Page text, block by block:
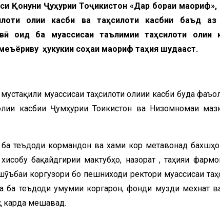
Қонуни Ҷуҳурии Тоҷикистон «Дар бораи
олии касби ва таҳсилоти касбии баъд аз
оид ба муассисаи таълимии таҳсилоти олии
ҳукукии соҳаи маориф таҳия шудааст.
муассисаи таҳсилоти олиии касби буда
касбии Ҷумҳурии Тоҷикистон ва Низомномаи
теъдоди кормандон ва хаҷми кор метавонад
бақайдгирии мактубҳо, назорат , таҳияи
коргузори бо пешниходи ректори муассисаи
ба теъдоди умумии коргарон, фонди музди мехнат
карда мешавад.